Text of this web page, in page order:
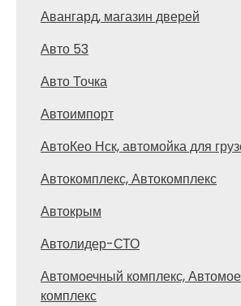
Авангард, магазин дверей
Авто 53
Авто Точка
Автоимпорт
АвтоКео Нск, автомойка для
Автокомплекс, Автокомплекс
Автокрым
Автолидер-СТО
Автомоечный комплекс,
комплекс